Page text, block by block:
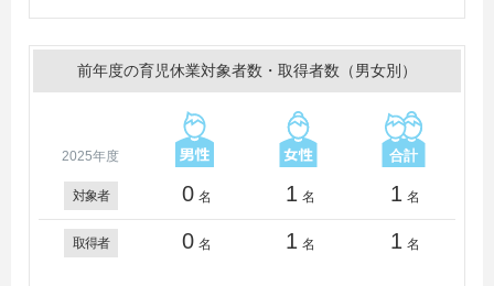
前年度の育児休業対象者数・取得者数（男女別）
2025年度
対象者 0 名 1 名 1 名
取得者 0 名 1 名 1 名